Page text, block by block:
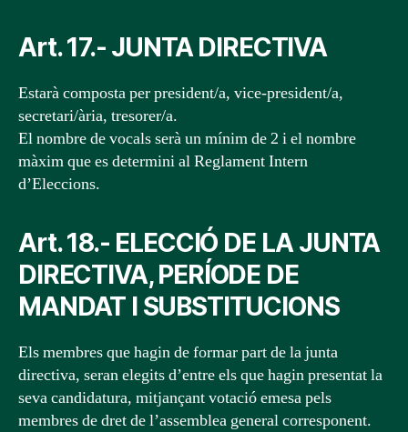
Art. 17.- JUNTA DIRECTIVA
Estarà composta per president/a, vice-president/a,
secretari/ària, tresorer/a.
El nombre de vocals serà un mínim de 2 i el nombre
màxim que es determini al Reglament Intern
d’Eleccions.
Art. 18.- ELECCIÓ DE LA JUNTA
DIRECTIVA, PERÍODE DE
MANDAT I SUBSTITUCIONS
Els membres que hagin de formar part de la junta
directiva, seran elegits d’entre els que hagin presentat la
seva candidatura, mitjançant votació emesa pels
membres de dret de l’assemblea general corresponent.